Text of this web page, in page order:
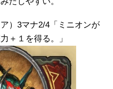
）3マナ2/4「ミニオンが
＋１を得る。」